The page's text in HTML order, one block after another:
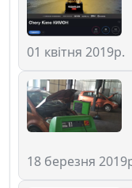
01 квітня 2019р.
18 березня